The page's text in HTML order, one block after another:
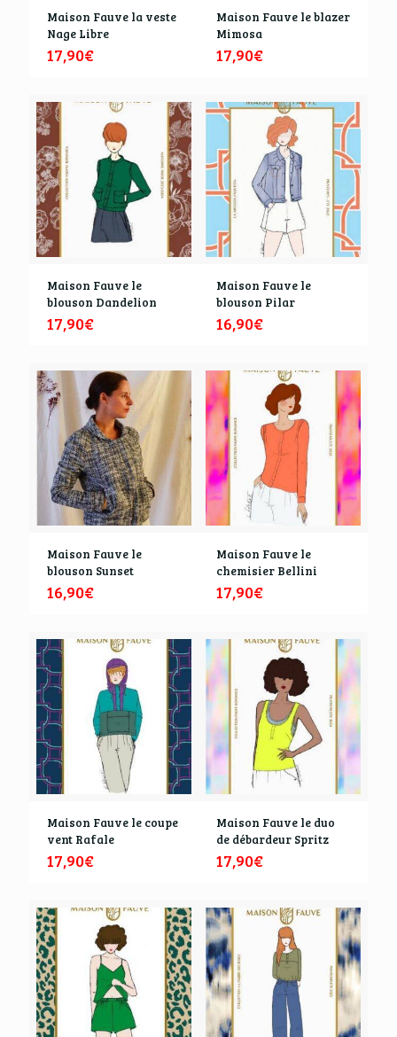
Maison Fauve la veste
Nage Libre
17,90€
Maison Fauve le blazer
Mimosa
17,90€
Maison Fauve le
blouson Dandelion
17,90€
Maison Fauve le
blouson Pilar
16,90€
Maison Fauve le
blouson Sunset
16,90€
Maison Fauve le
chemisier Bellini
17,90€
Maison Fauve le coupe
vent Rafale
17,90€
Maison Fauve le duo
de débardeur Spritz
17,90€